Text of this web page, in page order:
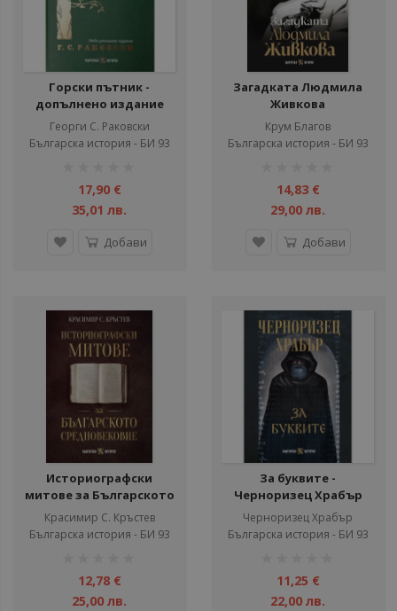
Горски пътник -
допълнено издание
Георги С. Раковски
Българска история - БИ 93
17,90 €
35,01 лв.
Добави
Загадката Людмила
Живкова
Крум Благов
Българска история - БИ 93
14,83 €
29,00 лв.
Добави
Историографски
митове за Българското
средновековие
Красимир С. Кръстев
Българска история - БИ 93
12,78 €
25,00 лв.
За буквите -
Черноризец Храбър
Черноризец Храбър
Българска история - БИ 93
11,25 €
22,00 лв.